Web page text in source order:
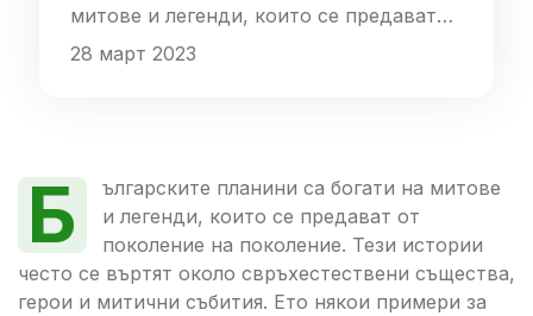
митове и легенди, които се предават
от поколение на поколение. Тези
истории често се въртят около
българските планини:
28 март 2023
Б
ългарските планини са богати на митове
и легенди, които се предават от
поколение на поколение. Тези истории
често се въртят около свръхестествени същества,
герои и митични събития. Ето някои примери за